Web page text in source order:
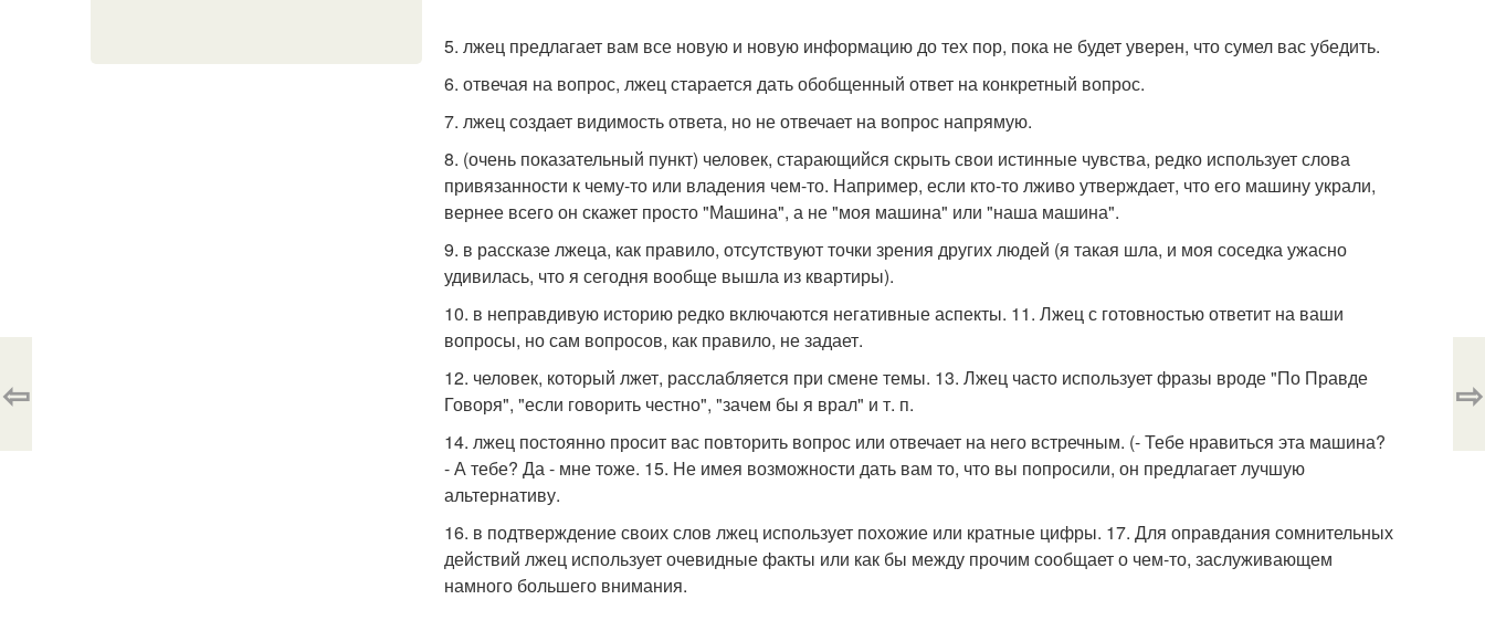
5. лжец предлагает вам все новую и новую информацию до тех пор, пока не будет уверен, что сумел вас убедить.
6. отвечая на вопрос, лжец старается дать обобщенный ответ на конкретный вопрос.
7. лжец создает видимость ответа, но не отвечает на вопрос напрямую.
8. (очень показательный пункт) человек, старающийся скрыть свои истинные чувства, редко использует слова
привязанности к чему-то или владения чем-то. Например, если кто-то лживо утверждает, что его машину украли,
вернее всего он скажет просто "Машина", а не "моя машина" или "наша машина".
9. в рассказе лжеца, как правило, отсутствуют точки зрения других людей (я такая шла, и моя соседка ужасно
удивилась, что я сегодня вообще вышла из квартиры).
10. в неправдивую историю редко включаются негативные аспекты. 11. Лжец с готовностью ответит на ваши
вопросы, но сам вопросов, как правило, не задает.
12. человек, который лжет, расслабляется при смене темы. 13. Лжец часто использует фразы вроде "По Правде
Говоря", "если говорить честно", "зачем бы я врал" и т. п.
14. лжец постоянно просит вас повторить вопрос или отвечает на него встречным. (- Тебе нравиться эта машина?
- А тебе? Да - мне тоже. 15. Не имея возможности дать вам то, что вы попросили, он предлагает лучшую
альтернативу.
16. в подтверждение своих слов лжец использует похожие или кратные цифры. 17. Для оправдания сомнительных
действий лжец использует очевидные факты или как бы между прочим сообщает о чем-то, заслуживающем
намного большего внимания.
⇦ ⇨